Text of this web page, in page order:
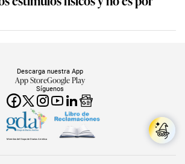
Síguenos
Descarga nuestra App
App StoreGoogle Play
Miembro del Grupo de Diarios América